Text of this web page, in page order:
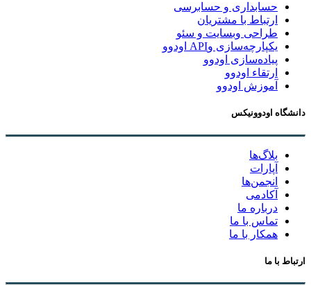
حسابداری و حسابرسی
ارتباط با مشتریان
طراحی وبسایت و سئو
یکپارچه‌سازی وAPI اودوو
پیاده‌سازی اودوو
ارتقاء اودوو
آموزش اودوو
دانشگاه اودوونیکس
بلاگ‌ها
آپارات
انجمن‌ها
آکادمی
درباره ما
تماس با ما
همکار با ما
ارتباط با ما